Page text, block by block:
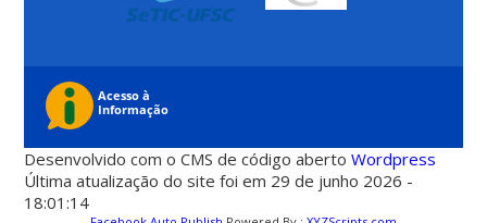
Desenvolvido com o CMS de código abertoWordpress
Última atualização do site foi em 29 de junho 2026 -
18:01:14